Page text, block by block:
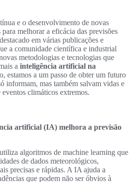
e o desenvolvimento de novas
melhorar a eficácia das previsões
em várias publicações e
a comunidade científica e industrial
metodologias e tecnologias que
a inteligência artificial na
estamos a um passo de obter um futuro
informam, mas também salvam vidas e
climáticos extremos.
artificial (IA) melhora a previsão
algoritmos de machine learning que
de dados meteorológicos,
precisas e rápidas. A IA ajuda a
que podem não ser óbvios à